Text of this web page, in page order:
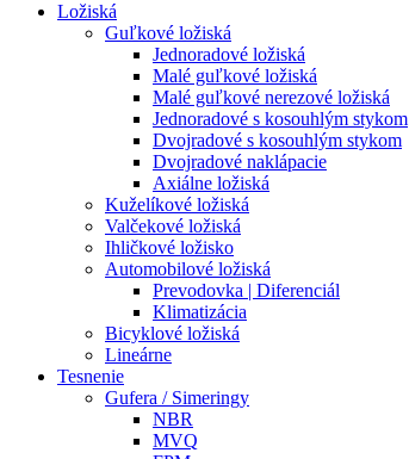
Ložiská
Guľkové ložiská
Jednoradové ložiská
Malé guľkové ložiská
Malé guľkové nerezové ložiská
Jednoradové s kosouhlým stykom
Dvojradové s kosouhlým stykom
Dvojradové naklápacie
Axiálne ložiská
Kuželíkové ložiská
Valčekové ložiská
Ihličkové ložisko
Automobilové ložiská
Prevodovka | Diferenciál
Klimatizácia
Bicyklové ložiská
Lineárne
Tesnenie
Gufera / Simeringy
NBR
MVQ